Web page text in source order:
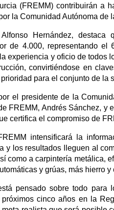
(FREMM) contribuirán a
la Comunidad Autónoma de
Hernández,
de 4.000, representando
experiencia y oficio de todos
convirtiéndose en
para el conjunto de la
el presidente de la
FREMM, Andrés Sánchez,
certifica el compromiso de
intensificará la
y los resultados lleguen al
como a carpintería metálica,
y grúas, más hierro
pensado sobre todo para
cinco años en la